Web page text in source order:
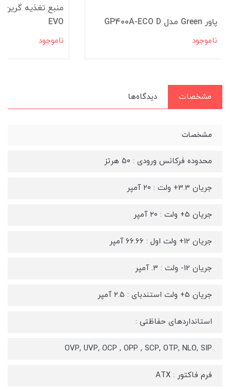
پاور Green مدل GP400A-ECO D
ناموجود
EVO
ناموجود
مشخصات دیدگاه‌ها
مشخصات
محدوده فرکانس ورودی : ۵۰ هرتز
جریان 3.3+ ولت : ۲۰ آمپر
جریان 5+ ولت : ۲۰ آمپر
جریان 12+ ولت اول : ۶۶.۶۶ آمپر
جریان 12- ولت : ۳. آمپر
جریان 5+ ولت استندبای : ۲.۵ آمپر
استانداردهای حفاظتی :
OVP, UVP, OCP , OPP , SCP, OTP, NLO, SIP
فرم فاکتور : ATX